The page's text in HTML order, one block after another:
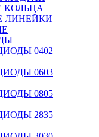
КОЛЬЦА
ЛИНЕЙКИ
0402
0603
0805
2835